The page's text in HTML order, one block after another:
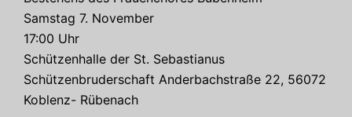
Samstag 7. November
17:00 Uhr
Schützenhalle der St. Sebastianus
Schützenbruderschaft Anderbachstraße 22, 56072
Koblenz- Rübenach